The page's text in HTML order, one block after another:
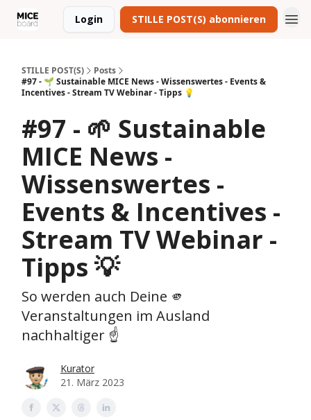
Login STILLE POST(S) abonnieren
STILLE POST(S)
Posts
#97 - 🌱 Sustainable MICE News - Wissenswertes - Events &
Incentives - Stream TV Webinar - Tipps 💡
#97 - 🌱 Sustainable
MICE News -
Wissenswertes -
Events & Incentives -
Stream TV Webinar -
Tipps 💡
So werden auch Deine 🫵
Veranstaltungen im Ausland
nachhaltiger ☝️
Kurator
21. März 2023